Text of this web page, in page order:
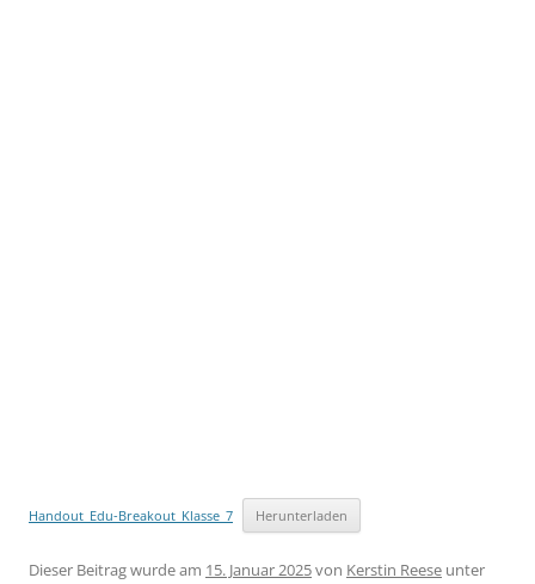
Handout_Edu-Breakout_Klasse_7 Herunterladen
Dieser Beitrag wurde am 15. Januar 2025von Kerstin Reese unter